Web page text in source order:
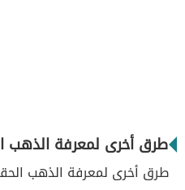
طرق أخرى لمعرفة الذهب
طرق أخرى لمعرفة الذهب